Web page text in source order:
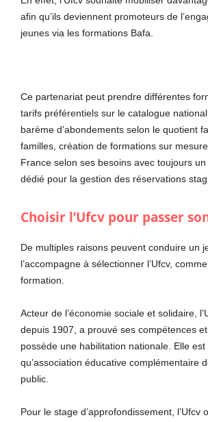
afin qu’ils deviennent promoteurs de
jeunes via les formations Bafa.
Ce partenariat peut prendre différentes
tarifs préférentiels sur le catalogue
barème d’abondements selon le quotient
familles, création de formations sur
France selon ses besoins avec toujours
dédié pour la gestion des réservations
Choisir l’Ufcv pour passer
De multiples raisons peuvent conduire un
l’accompagne à sélectionner l’Ufcv,
formation.
Acteur de l’économie sociale et solidaire,
depuis 1907, a prouvé ses compétences
possède une habilitation nationale. Elle
qu’association éducative complémentaire
public.
Pour le stage d’approfondissement, l’Ufcv